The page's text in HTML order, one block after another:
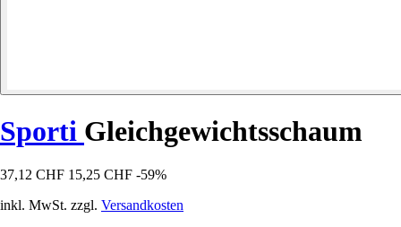
Sporti Gleichgewichtsschaum
37,12 CHF 15,25 CHF -59%
inkl. MwSt. zzgl. Versandkosten